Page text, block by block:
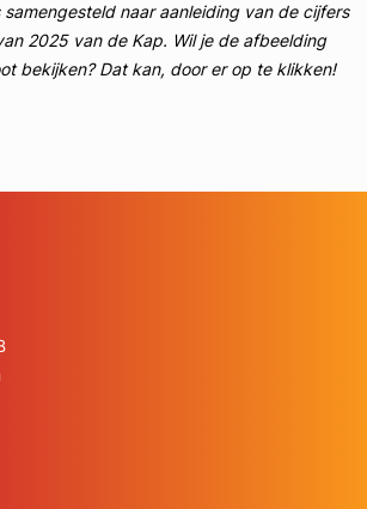
naar aanleiding van de cijfers
2025 van de Kap. Wil je de afbeelding
bekijken? Dat kan, door er op te klikken!